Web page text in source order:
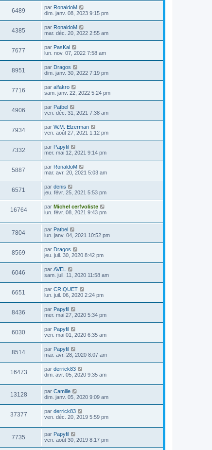
6489 par RonaldoM
dim. janv. 08, 2023 9:15 pm
4385 par RonaldoM
mar. déc. 20, 2022 2:55 am
7677 par PasKal
lun. nov. 07, 2022 7:58 am
8951 par Dragos
dim. janv. 30, 2022 7:19 pm
7716 par alfakro
sam. janv. 22, 2022 5:24 pm
4906 par Patbel
ven. déc. 31, 2021 7:38 am
7934 par W.M. Elzerman
ven. août 27, 2021 1:12 pm
7332 par Papyfil
mer. mai 12, 2021 9:14 pm
5887 par RonaldoM
mar. avr. 20, 2021 5:03 am
6571 par denis
jeu. févr. 25, 2021 5:53 pm
16764 par Michel cerfvoliste
lun. févr. 08, 2021 9:43 pm
7804 par Patbel
lun. janv. 04, 2021 10:52 pm
8569 par Dragos
jeu. juil. 30, 2020 8:42 pm
6046 par AVEL
sam. juil. 11, 2020 11:58 am
6651 par CRIQUET
lun. juil. 06, 2020 2:24 pm
8436 par Papyfil
mer. mai 27, 2020 5:34 pm
6030 par Papyfil
ven. mai 01, 2020 6:35 am
8514 par Papyfil
mar. avr. 28, 2020 8:07 am
16473 par derrick83
dim. avr. 05, 2020 9:35 am
13128 par Camille
dim. janv. 05, 2020 9:09 am
37377 par derrick83
ven. déc. 20, 2019 5:59 pm
7735 par Papyfil
ven. août 30, 2019 8:17 pm